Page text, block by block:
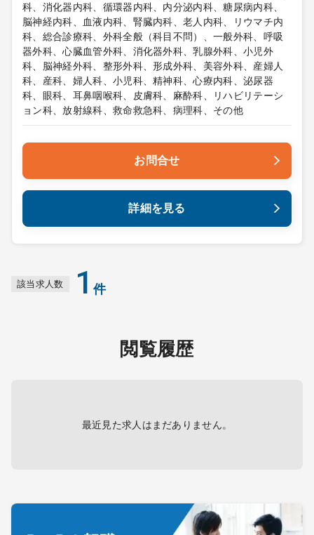
科、消化器内科、循環器内科、内分泌内科、糖尿病内科、
脳神経内科、血液内科、腎臓内科、老人内科、リウマチ内
科、総合診療科、外科全般（科目不問）、一般外科、呼吸
器外科、心臓血管外科、消化器外科、乳腺外科、小児外
科、脳神経外科、整形外科、形成外科、美容外科、産婦人
科、産科、婦人科、小児科、精神科、心療内科、泌尿器
科、眼科、耳鼻咽喉科、皮膚科、麻酔科、リハビリテーシ
ョン科、放射線科、救命救急科、病理科、その他
お問合せ
詳細を見る
該当求人数 1 件
閲覧履歴
最近見た求人はまだありません。